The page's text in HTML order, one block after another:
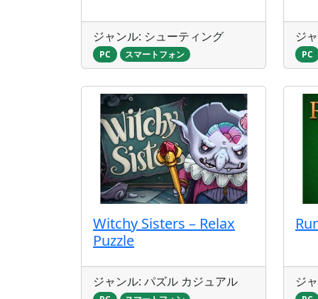
ジャンル: シューティング
PC スマートフォン
ジ
PC
Witchy Sisters – Relax
Puzzle
ジャンル: パズル カジュアル ジ